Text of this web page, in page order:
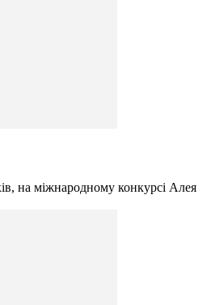
на міжнародному конкурсі Алея